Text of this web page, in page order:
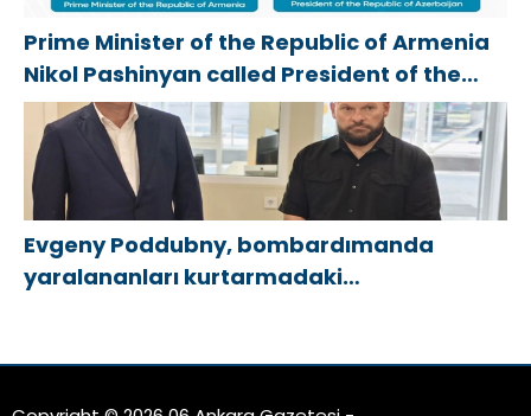
Prime Minister of the Republic of Armenia
Nikol Pashinyan called President of the
Republic of Azerbaijan Ilham Aliyev
Evgeny Poddubny, bombardımanda
yaralananları kurtarmadaki